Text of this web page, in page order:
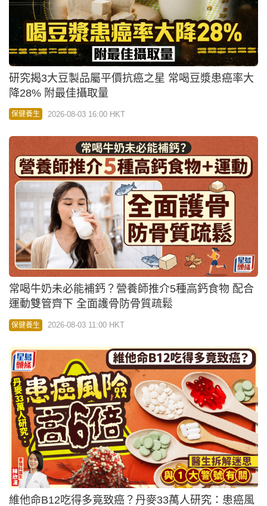
研究揭3大豆製品屬平價抗癌之星 常喝豆漿患癌率大
降28% 附最佳攝取量
保健養生 2026-08-03 16:00 HKT
常喝牛奶未必能補鈣？營養師推介5種高鈣食物 配合
運動雙管齊下 全面護骨防骨質疏鬆
保健養生 2026-08-03 11:00 HKT
維他命B12吃得多竟致癌？丹麥33萬人研究：患癌風